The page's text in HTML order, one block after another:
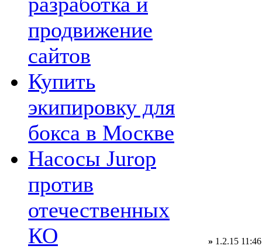
продвижение
сайтов
Купить
экипировку для
бокса в Москве
Насосы Jurop
против
отечественных
КО
» 1.2.15 11:46